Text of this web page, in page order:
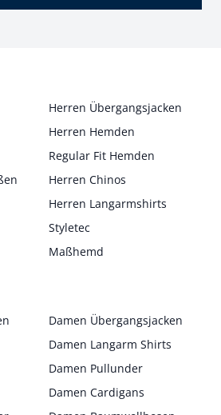
Herren Übergangsjacken
Herren Hemden
Regular Fit Hemden
Herren Chinos
Herren Langarmshirts
Styletec
Maßhemd
Damen Übergangsjacken
Damen Langarm Shirts
Damen Pullunder
Damen Cardigans